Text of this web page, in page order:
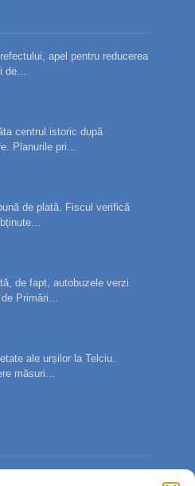
apel pentru reducerea
centrul istoric după
Planurile pri...
de plată. Fiscul verifică
de fapt, autobuzele verzi
Primări...
ale urșilor la Telciu.
măsuri...